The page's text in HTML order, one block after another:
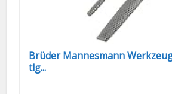
Brüder Mannesmann
tlg...